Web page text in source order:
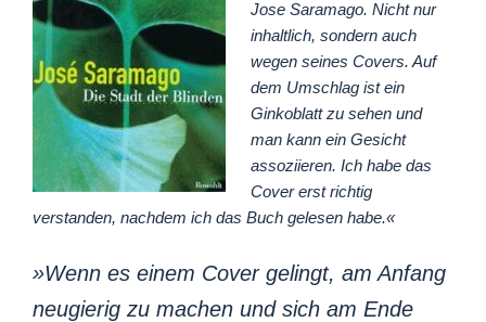
Jose Saramago. Nicht nur
inhaltlich, sondern auch
wegen seines Covers. Auf
dem Umschlag ist ein
Ginkoblatt zu sehen und
man kann ein Gesicht
assoziieren. Ich habe das
Cover erst richtig
verstanden, nachdem ich das Buch gelesen habe.«
»Wenn es einem Cover gelingt, am Anfang
neugierig zu machen und sich am Ende